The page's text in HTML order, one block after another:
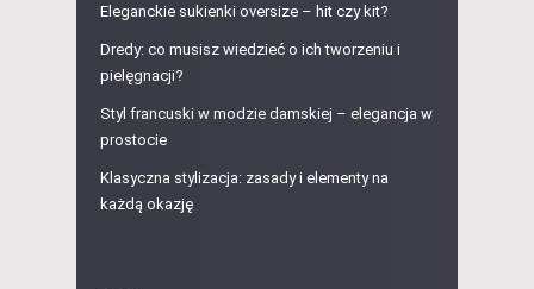
Eleganckie sukienki oversize – hit czy kit?
Dredy: co musisz wiedzieć o ich tworzeniu i
pielęgnacji?
Styl francuski w modzie damskiej – elegancja w
prostocie
Klasyczna stylizacja: zasady i elementy na
każdą okazję